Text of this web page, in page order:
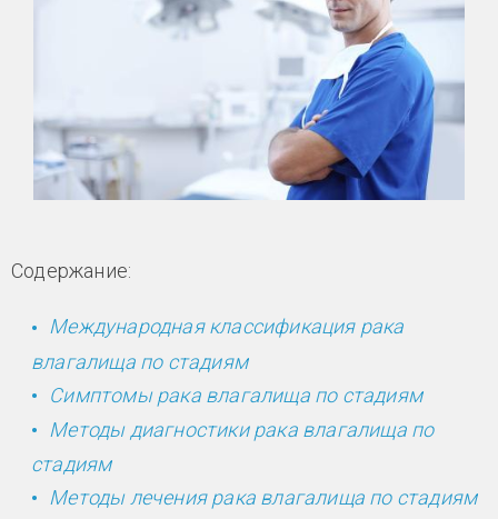
Содержание:
Международная классификация рака
влагалища по стадиям
Симптомы рака влагалища по стадиям
Методы диагностики рака влагалища по
стадиям
Методы лечения рака влагалища по стадиям